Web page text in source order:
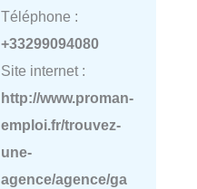
Téléphone :
+33299094080
Site internet :
http://www.proman-
emploi.fr/trouvez-
une-
agence/agence/ga